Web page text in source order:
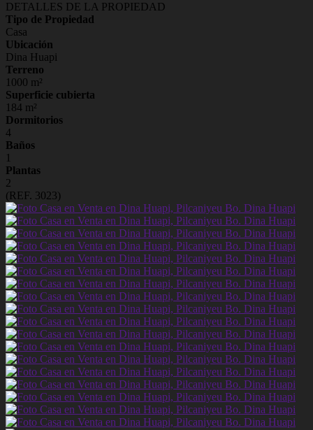
DETALLES DE LA PROPIEDAD
Tipo de Propiedad
Casa
Ubicación
Dina Huapi
Terreno
1000 m²
Superficie cubierta
184 m²
Dormitorios
4
Baños
1
Plantas
2
(REF. 3023)